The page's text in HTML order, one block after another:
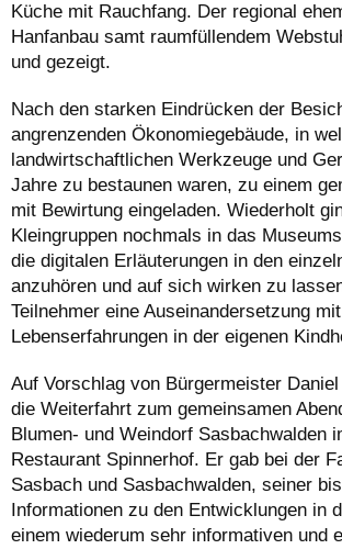
Küche mit Rauchfang. Der regional
Hanfanbau samt raumfüllendem
und gezeigt.
Nach den starken Eindrücken der
angrenzenden Ökonomiegebäude, in
landwirtschaftlichen Werkzeuge und
Jahre zu bestaunen waren, zu einem
mit Bewirtung eingeladen. Wiederholt
Kleingruppen nochmals in das
die digitalen Erläuterungen in den
anzuhören und auf sich wirken zu
Teilnehmer eine Auseinandersetzung mit
Lebenserfahrungen in der eigenen
Auf Vorschlag von Bürgermeister
die Weiterfahrt zum gemeinsamen
Blumen- und Weindorf Sasbachwalden
Restaurant Spinnerhof. Er gab bei der
Sasbach und Sasbachwalden, seiner
Informationen zu den Entwicklungen in
einem wiederum sehr informativen und